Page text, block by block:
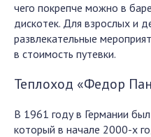
чего покрепче можно в
дискотек. Для взрослых и
развлекательные
в стоимость путевки.
Теплоход «Федор
В 1961 году в Германии
который в начале 2000-х